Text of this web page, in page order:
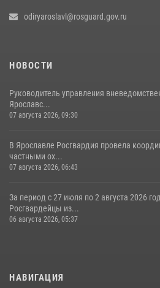
odiryaroslavl@rosguard.gov.ru
НОВОСТИ
Руководитель управления
Ярославс...
07 августа 2026, 09:30
В Ярославле Росгвардия провела
частными ох...
07 августа 2026, 06:43
За период с 27 июля по 2 августа 2026
Росгвардейцы из...
06 августа 2026, 05:37
НАВИГАЦИЯ